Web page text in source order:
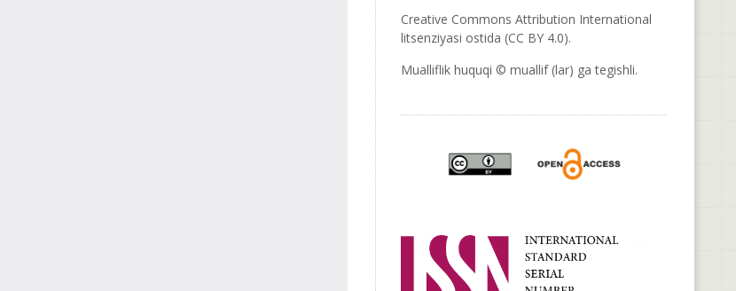
Creative Commons Attribution International
litsenziyasi ostida (CC BY 4.0).
Mualliflik huquqi © muallif (lar) ga tegishli.